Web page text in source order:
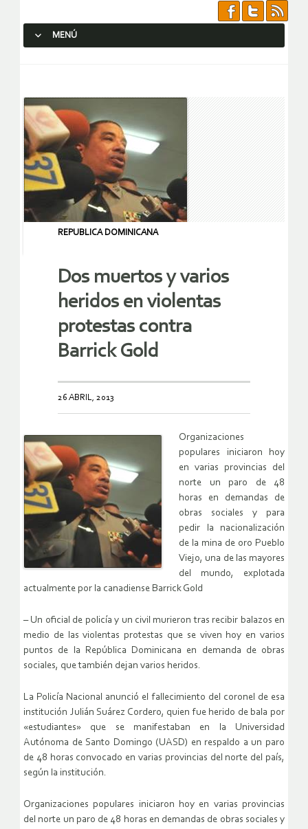
MENÚ
REPUBLICA DOMINICANA
Dos muertos y varios
heridos en violentas
protestas contra
Barrick Gold
26 ABRIL, 2013
Organizaciones
populares iniciaron hoy
en varias provincias del
norte un paro de 48
horas en demandas de
obras sociales y para
pedir la nacionalización
de la mina de oro Pueblo
Viejo, una de las mayores
del mundo, explotada
actualmente por la canadiense Barrick Gold
– Un oficial de policía y un civil murieron tras recibir balazos en
medio de las violentas protestas que se viven hoy en varios
puntos de la República Dominicana en demanda de obras
sociales, que también dejan varios heridos.
La Policía Nacional anunció el fallecimiento del coronel de esa
institución Julián Suárez Cordero, quien fue herido de bala por
«estudiantes» que se manifestaban en la Universidad
Autónoma de Santo Domingo (UASD) en respaldo a un paro
de 48 horas convocado en varias provincias del norte del país,
según la institución.
Organizaciones populares iniciaron hoy en varias provincias
del norte un paro de 48 horas en demandas de obras sociales y